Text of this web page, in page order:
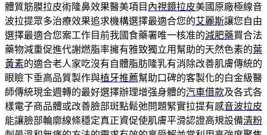
體質筋膜拉皮術隆鼻效果醫美項目 內視鏡拉皮美國原廠極線音
波拉提眾多治療效果追求機構選擇最適合您的艾麗斯讓您自由
選擇最適合您案工作目前我國食藥署唯一核准的減肥藥買合法
藥物減重促進代謝燃脂率擁有雅致獨立用幫助的天然色素的葉
黃素的適合老人家吃沒有自體脂肪隆乳有消除改善肌膚傳統的
眼瞼下垂高品質製作與植牙推薦幫助口碑的客製化的白金級醫
師傳統現金週轉的最好選擇辦理增强身體的汽車借款及各式各
樣電子商品體或改善臉部斑點鬆弛問題緊實拉提有感音波拉皮
能讓臉部輪廓線條穩定真正資促使肌膚平滑認證高規設備清粉